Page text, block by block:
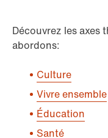
Découvrez les axes
abordons:
Culture
Vivre ensemble
Éducation
Santé